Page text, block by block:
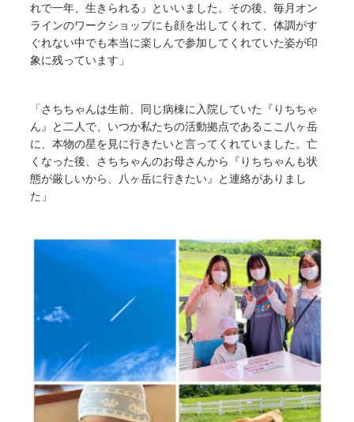
れで一年、生きられる』といいました。その後、毎月オン
ラインのワークショップにも顔を出してくれて、体調がす
ぐれない中でも本当に楽しんで参加してくれていた姿が印
象に残っています」
「さちちゃんは生前、同じ病棟に入院していた『りちちゃ
ん』と二人で、いつか私たちの活動拠点であるここ八ヶ岳
に、本物の星を見に行きたいと言ってくれていました。亡
くなった後、さちちゃんのお母さんから『りちちゃんも状
態が厳しいから、八ヶ岳に行きたい』と連絡がありまし
た」